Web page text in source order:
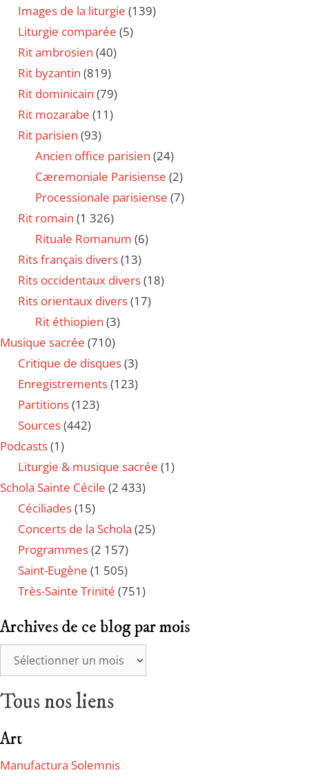
Images de la liturgie (139)
Liturgie comparée (5)
Rit ambrosien (40)
Rit byzantin (819)
Rit dominicain (79)
Rit mozarabe (11)
Rit parisien (93)
Ancien office parisien (24)
Cæremoniale Parisiense (2)
Processionale parisiense (7)
Rit romain (1 326)
Rituale Romanum (6)
Rits français divers(13)
Rits occidentaux divers(18)
Rits orientaux divers(17)
Rit éthiopien (3)
Musique sacrée (710)
Critique de disques(3)
Enregistrements(123)
Partitions(123)
Sources(442)
Podcasts(1)
Liturgie & musique sacrée (1)
Schola Sainte Cécile (2 433)
Céciliades(15)
Concerts de la Schola (25)
Programmes(2 157)
Saint-Eugène (1 505)
Très-Sainte Trinité (751)
Archives de ce blog par mois
Tous nos liens
Art
Manufactura Solemnis